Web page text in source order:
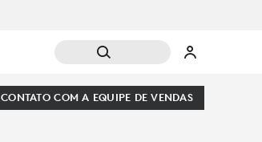
CONTATO COM A EQUIPE DE VENDAS